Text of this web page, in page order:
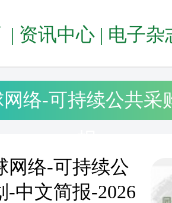
| 资讯中心 | 电子杂
网络-可持续公共采
网络-可持续公
-中文简报-2026